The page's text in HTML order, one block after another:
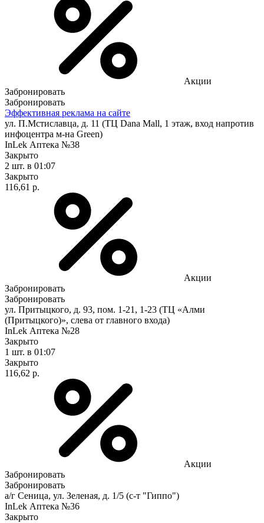
Акции
Забронировать
Забронировать
Эффективная реклама на сайте
ул. П.Мстиславца, д. 11 (ТЦ Dana Mall, 1 этаж, вход напротив
инфоцентра м-на Green)
InLek Аптека №38
Закрыто
2 шт. в 01:07
Закрыто
116,61 р.
Акции
Забронировать
Забронировать
ул. Притыцкого, д. 93, пом. 1-21, 1-23 (ТЦ «Алми
(Притыцкого)», слева от главного входа)
InLek Аптека №28
Закрыто
1 шт. в 01:07
Закрыто
116,62 р.
Акции
Забронировать
Забронировать
а/г Сеница, ул. Зеленая, д. 1/5 (с-т "Гиппо")
InLek Аптека №36
Закрыто